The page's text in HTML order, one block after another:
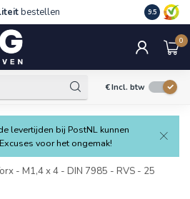
bestellen 9.5
0
€Incl. btw
levertijden bij PostNL kunnen
voor het ongemak!
- M1,4 x 4 - DIN 7985 - RVS - 25